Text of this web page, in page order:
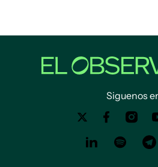
Siguenos